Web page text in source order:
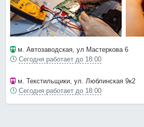
м. Автозаводская, ул Мастеркова 6
Сегодня работает до 18:00
м. Текстильщики, ул. Люблинская 9к2
Сегодня работает до 18:00